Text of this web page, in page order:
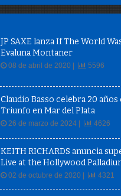
JP SAXE lanza If The World
Evaluna Montaner
08 de abril de 2020 | 5596
Claudio Basso celebra 20
Triunfo en Mar del Plata
26 de marzo de 2024 | 4626
KEITH RICHARDS anuncia
Live at the Hollywood
02 de octubre de 2020 | 4321